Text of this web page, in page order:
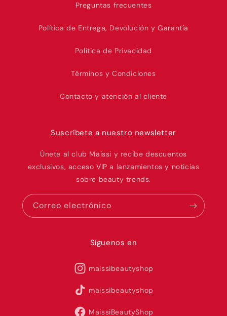
Preguntas frecuentes
Política de Entrega, Devolución y Garantía
Política de Privacidad
Términos y Condiciones
Contacto y atención al cliente
Suscríbete a nuestro newsletter
Únete al club Maissi y recibe descuentos
exclusivos, acceso VIP a lanzamientos y noticias
sobre beauty trends.
Correo electrónico
Síguenos en
maissibeautyshop
maissibeautyshop
MaissiBeautyShop